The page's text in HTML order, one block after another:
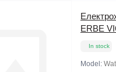
ERBE
In stock
Model: